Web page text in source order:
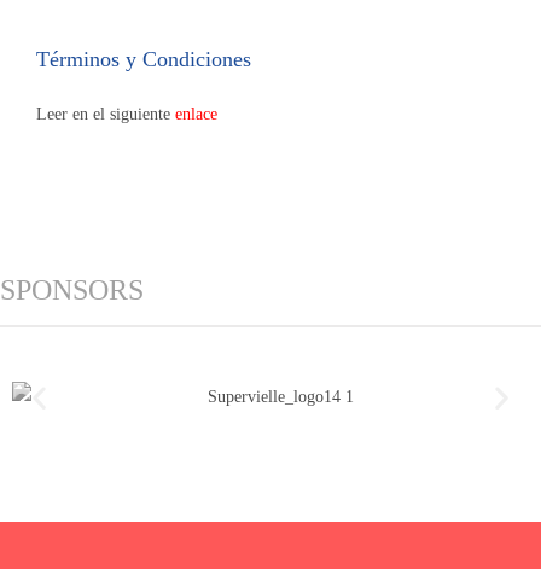
Términos y Condiciones
Leer en el siguiente enlace
SPONSORS